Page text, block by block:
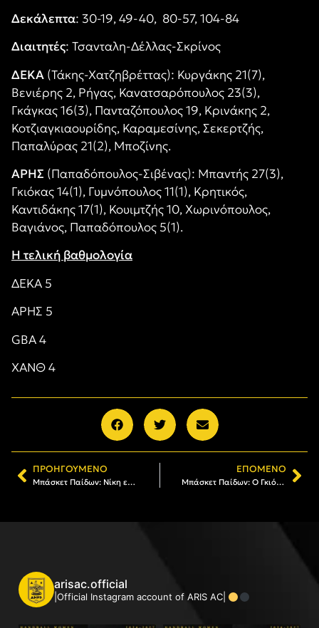
Δεκάλεπτα: 30-19, 49-40, 80-57, 104-84
Διαιτητές: Τσανταλη-Δέλλας-Σκρίνος
ΔΕΚΑ (Τάκης-Χατζηβρέττας): Κυργάκης 21(7),
Βενιέρης 2, Ρήγας, Κανατσαρόπουλος 23(3),
Γκάγκας 16(3), Πανταζόπουλος 19, Κρινάκης 2,
Κοτζιαγκιαουρίδης, Καραμεσίνης, Σεκερτζής,
Παπαλύρας 21(2), Μποζίνης.
ΑΡΗΣ (Παπαδόπουλος-Σιβένας): Μπαντής 27(3),
Γκιόκας 14(1), Γυμνόπουλος 11(1), Κρητικός,
Καντιδάκης 17(1), Κουιμτζής 10, Χωρινόπουλος,
Βαγιάνος, Παπαδόπουλος 5(1).
Η τελική βαθμολογία
ΔΕΚΑ 5
ΑΡΗΣ 5
GBA 4
ΧΑΝΘ 4
ΠΡΟΗΓΟΎΜΕΝΟ
Μπάσκετ Παίδων: Νίκη επί της GBA, συνέχισε αήττητος στο Final 4
ΕΠΌΜΕΝΟ
Μπάσκετ Παίδων: Ο Γκιόκας στην καλύτερη πεντάδα του Final 4
arisac.official
|Official Instagram account of ARIS AC|